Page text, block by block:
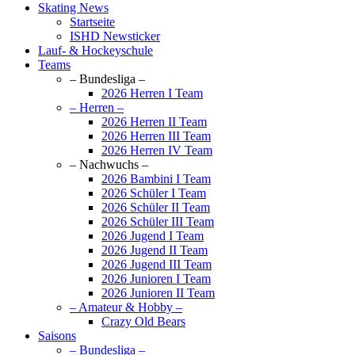
Skating News
Startseite
ISHD Newsticker
Lauf- & Hockeyschule
Teams
– Bundesliga –
2026 Herren I Team
– Herren –
2026 Herren II Team
2026 Herren III Team
2026 Herren IV Team
– Nachwuchs –
2026 Bambini I Team
2026 Schüler I Team
2026 Schüler II Team
2026 Schüler III Team
2026 Jugend I Team
2026 Jugend II Team
2026 Jugend III Team
2026 Junioren I Team
2026 Junioren II Team
– Amateur & Hobby –
Crazy Old Bears
Saisons
– Bundesliga –